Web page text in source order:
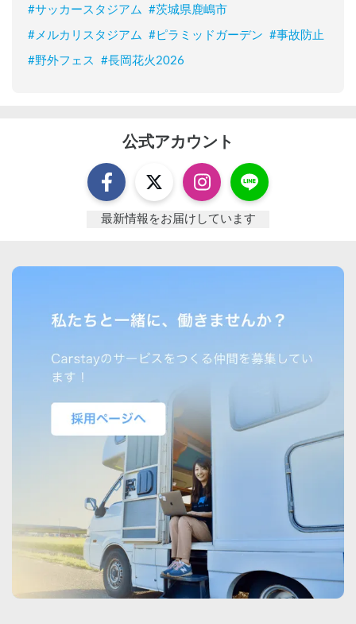
#サッカースタジアム #茨城県鹿嶋市
# メルカリスタジアム #ピラミッドガーデン #事故防止
#野外フェス #長岡花火2026
公式アカウント
最新情報をお届けしています